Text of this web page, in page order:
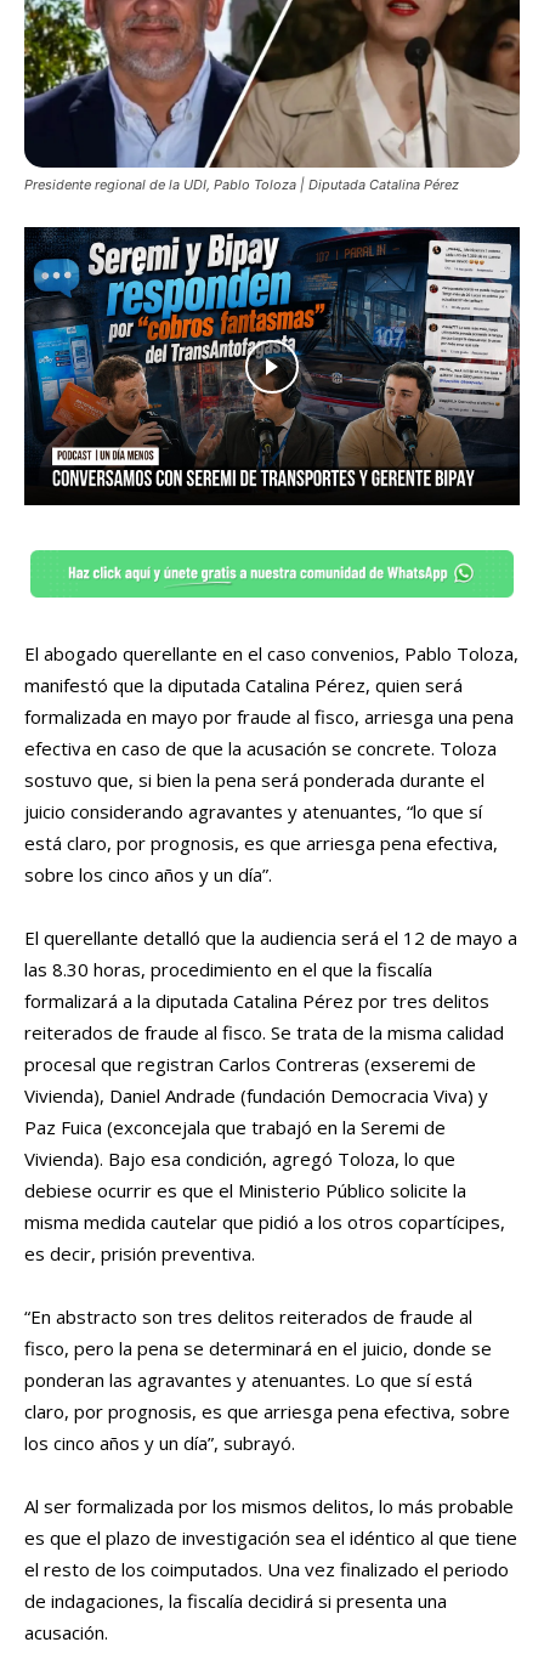
Presidente regional de la UDI, Pablo Toloza | Diputada Catalina Pérez
El abogado querellante en el caso convenios, Pablo Toloza,
manifestó que la diputada Catalina Pérez, quien será
formalizada en mayo por fraude al fisco, arriesga una pena
efectiva en caso de que la acusación se concrete. Toloza
sostuvo que, si bien la pena será ponderada durante el
juicio considerando agravantes y atenuantes, “lo que sí
está claro, por prognosis, es que arriesga pena efectiva,
sobre los cinco años y un día”.
El querellante detalló que la audiencia será el 12 de mayo a
las 8.30 horas, procedimiento en el que la fiscalía
formalizará a la diputada Catalina Pérez por tres delitos
reiterados de fraude al fisco. Se trata de la misma calidad
procesal que registran Carlos Contreras (exseremi de
Vivienda), Daniel Andrade (fundación Democracia Viva) y
Paz Fuica (exconcejala que trabajó en la Seremi de
Vivienda). Bajo esa condición, agregó Toloza, lo que
debiese ocurrir es que el Ministerio Público solicite la
misma medida cautelar que pidió a los otros copartícipes,
es decir, prisión preventiva.
“En abstracto son tres delitos reiterados de fraude al
fisco, pero la pena se determinará en el juicio, donde se
ponderan las agravantes y atenuantes. Lo que sí está
claro, por prognosis, es que arriesga pena efectiva, sobre
los cinco años y un día”, subrayó.
Al ser formalizada por los mismos delitos, lo más probable
es que el plazo de investigación sea el idéntico al que tiene
el resto de los coimputados. Una vez finalizado el periodo
de indagaciones, la fiscalía decidirá si presenta una
acusación.